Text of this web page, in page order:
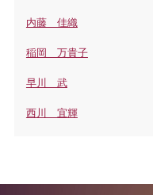
内藤 佳織
稲岡 万貴子
早川 武
西川 宜輝